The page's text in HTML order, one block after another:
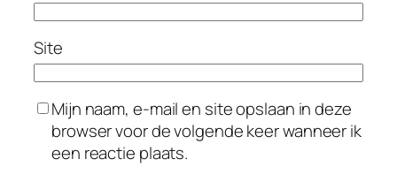
Site
Mijn naam, e-mail en site opslaan in deze
browser voor de volgende keer wanneer ik
een reactie plaats.